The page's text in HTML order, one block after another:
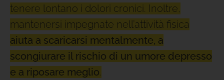
tenere lontano i dolori cronici. Inoltre,
mantenersi impegnate nell’attività fisica
aiuta a scaricarsi mentalmente, a
scongiurare il rischio di un umore depresso
e a riposare meglio.